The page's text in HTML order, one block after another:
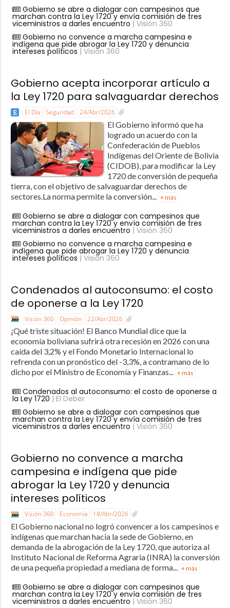
Gobierno se abre a dialogar con campesinos que
marchan contra la Ley 1720 y envía comisión de tres
viceministros a darles encuentro | Visión 360
Gobierno no convence a marcha campesina e
indígena que pide abrogar la Ley 1720 y denuncia
intereses políticos | Visión 360
Gobierno acepta incorporar artículo a
la Ley 1720 para salvaguardar derechos
El Día Seguridad 24/Abr/2026
El Gobierno informó que ha
logrado un acuerdo con la
Confederación de Pueblos
Indígenas del Oriente de Bolivia
(CIDOB), para modificar la Ley
1720 de conversión de pequeña
tierra, con el objetivo de salvaguardar derechos de
sectores.La norma permite la conversión...
+ más
Gobierno se abre a dialogar con campesinos que
marchan contra la Ley 1720 y envía comisión de tres
viceministros a darles encuentro | Visión 360
Gobierno no convence a marcha campesina e
indígena que pide abrogar la Ley 1720 y denuncia
intereses políticos | Visión 360
Condenados al autoconsumo: el costo
de oponerse a la Ley 1720
Visión 360 Opinión 22/Abr/2026
¡Qué triste situación! El Banco Mundial dice que la
economía boliviana sufrirá otra recesión en 2026 con una
caída del 3,2% y el Fondo Monetario Internacional lo
refrenda con un pronóstico del -3,3%, a contramano de lo
dicho por el Ministro de Economía y Finanzas... + más
Condenados al autoconsumo: el costo de oponerse a
la Ley 1720 | El Deber
Gobierno se abre a dialogar con campesinos que
marchan contra la Ley 1720 y envía comisión de tres
viceministros a darles encuentro | Visión 360
Gobierno no convence a marcha
campesina e indígena que pide
abrogar la Ley 1720 y denuncia
intereses políticos
Visión 360 Economía 18/Abr/2026
El Gobierno nacional no logró convencer a los campesinos e
indígenas que marchan hacia la sede de Gobierno, en
demanda de la abrogación de la Ley 1720, que autoriza al
Instituto Nacional de Reforma Agraria (INRA) la conversión
de una pequeña propiedad a mediana de forma... + más
Gobierno se abre a dialogar con campesinos que
marchan contra la Ley 1720 y envía comisión de tres
viceministros a darles encuentro | Visión 360